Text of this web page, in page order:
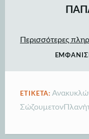
Περισσότερες
ΕΤΙΚΈΤΑ: